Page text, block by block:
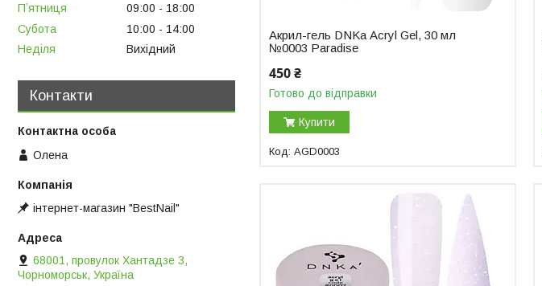
Акрил-гель DNKa Аcryl Gel, 30 мл
№0003 Paradise
450 ₴
Готово до відправки
Купити
AGD0003
Пʼятниця
09:00
18:00
Субота
10:00
14:00
Неділя
Вихідний
Контакти
Олена
інтернет-магазин "BestNail"
68001, провулок Хантадзе 3,
Чорноморськ, Україна